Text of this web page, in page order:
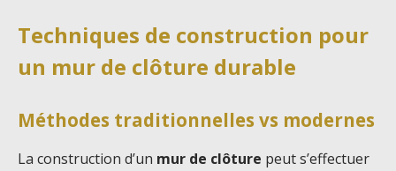
Techniques de construction pour
un mur de clôture durable
Méthodes traditionnelles vs modernes
La construction d’un mur de clôture peut s’effectuer